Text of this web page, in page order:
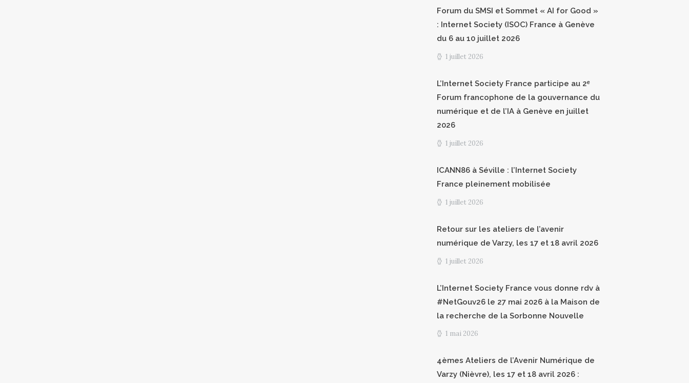
Forum du SMSI et Sommet « AI for Good »
: Internet Society (ISOC) France à Genève
du 6 au 10 juillet 2026
1 juillet 2026
L’Internet Society France participe au 2ᵉ
Forum francophone de la gouvernance du
numérique et de l’IA à Genève en juillet
2026
1 juillet 2026
ICANN86 à Séville : l’Internet Society
France pleinement mobilisée
1 juillet 2026
Retour sur les ateliers de l’avenir
numérique de Varzy, les 17 et 18 avril 2026
1 juillet 2026
L’Internet Society France vous donne rdv à
#NetGouv26 le 27 mai 2026 à la Maison de
la recherche de la Sorbonne Nouvelle
1 mai 2026
4èmes Ateliers de l’Avenir Numérique de
Varzy (Nièvre), les 17 et 18 avril 2026 :